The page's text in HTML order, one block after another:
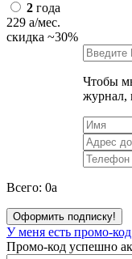
2 года
229 a/мес.
скидка ~30%
Чтобы
журнал,
Всего: 0a
Оформить подписку!
У меня есть промо-код
Промо-код успешно